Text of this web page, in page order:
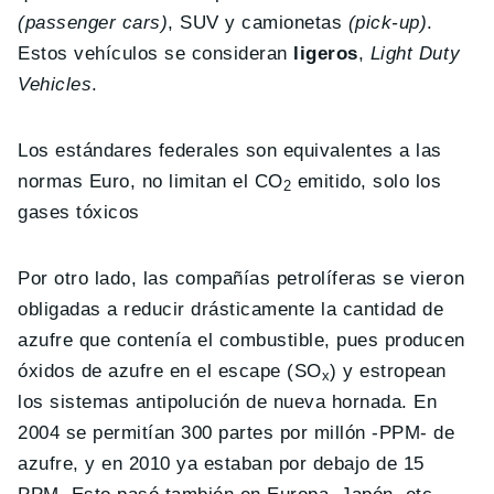
(passenger cars), SUV y camionetas (pick-up).
Estos vehículos se consideran ligeros, Light Duty
Vehicles.
Los estándares federales son equivalentes a las
normas Euro, no limitan el CO2 emitido, solo los
gases tóxicos
Por otro lado, las compañías petrolíferas se vieron
obligadas a reducir drásticamente la cantidad de
azufre que contenía el combustible, pues producen
óxidos de azufre en el escape (SOx) y estropean
los sistemas antipolución de nueva hornada. En
2004 se permitían 300 partes por millón -PPM- de
azufre, y en 2010 ya estaban por debajo de 15